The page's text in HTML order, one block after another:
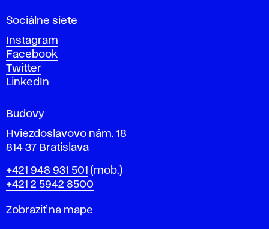
ý
c
h
u
m
e
í
v
r
a
i
Sociálne siete
Instagram
Facebook
Twitter
LinkedIn
Budovy
Hviezdoslavovo nám. 18
814 37 Bratislava
Telefón
+421 948 931 501 (mob.)
+421 2 5942 8500
Mapa
Zobraziť na mape